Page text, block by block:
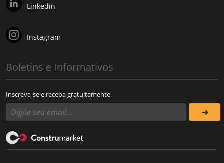
Linkedin
Instagram
Boletins e Informativos
Inscreva-se e receba gratuitamente